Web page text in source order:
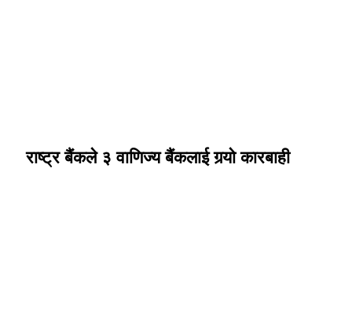
राष्ट्र बैंकले ३ वाणिज्य बैंकलाई गर्‍यो कारबाही